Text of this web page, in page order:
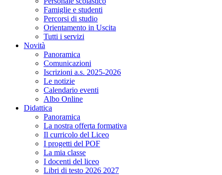
Famiglie e studenti
Percorsi di studio
Orientamento in Uscita
Tutti i servizi
Novità
Panoramica
Comunicazioni
Iscrizioni a.s. 2025-2026
Le notizie
Calendario eventi
Albo Online
Didattica
Panoramica
La nostra offerta formativa
Il curricolo del Liceo
I progetti del POF
La mia classe
I docenti del liceo
Libri di testo 2026 2027